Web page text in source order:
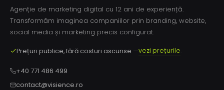
Agenție de marketing digital cu 12 ani de experiență.
Transformăm imaginea companiilor prin branding, website,
social media și marketing precis configurat.
Prețuri publice, fără costuri ascunse —vezi prețurile.
+40 771 486 499
contact@visience.ro